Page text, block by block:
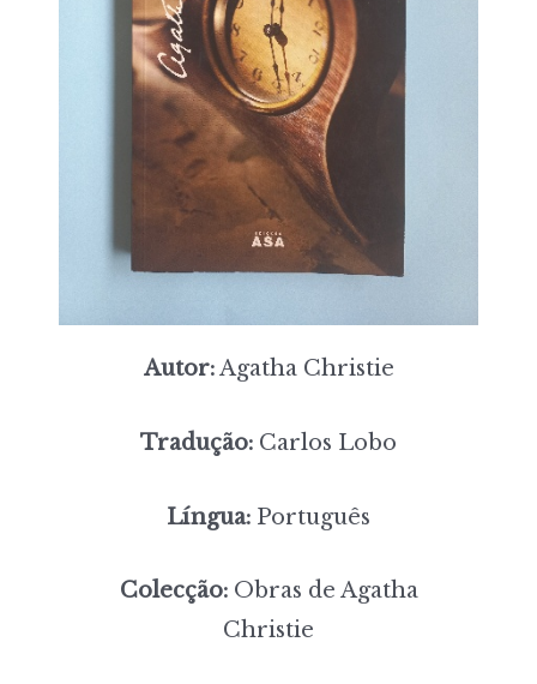
Autor:Agatha Christie
Tradução: Carlos Lobo
Língua: Português
Colecção:Obras de Agatha
Christie